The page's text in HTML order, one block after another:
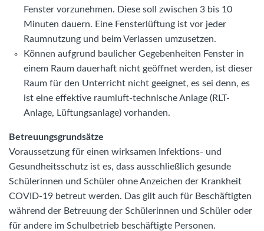
Fenster vorzunehmen. Diese soll zwischen 3 bis 10
Minuten dauern. Eine Fensterlüftung ist vor jeder
Raumnutzung und beim Verlassen umzusetzen.
Können aufgrund baulicher Gegebenheiten Fenster in
einem Raum dauerhaft nicht geöffnet werden, ist dieser
Raum für den Unterricht nicht geeignet, es sei denn, es
ist eine effektive raumluft-technische Anlage (RLT-
Anlage, Lüftungsanlage) vorhanden.
Betreuungsgrundsätze
Voraussetzung für einen wirksamen Infektions- und
Gesundheitsschutz ist es, dass ausschließlich gesunde
Schülerinnen und Schüler ohne Anzeichen der Krankheit
COVID-19 betreut werden. Das gilt auch für Beschäftigten
während der Betreuung der Schülerinnen und Schüler oder
für andere im Schulbetrieb beschäftigte Personen.